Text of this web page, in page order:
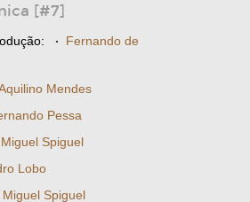
[#7]
· Fernando de
Mendes
Pessa
Miguel Spiguel
Lobo
Miguel Spiguel